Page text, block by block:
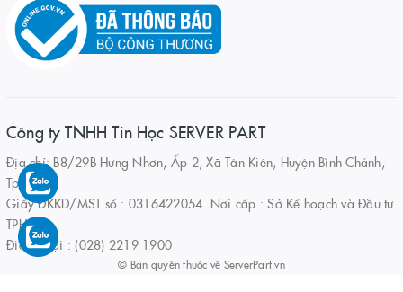
Công ty TNHH Tin Học SERVER PART
Địa chỉ: B8/29B Hưng Nhơn, Ấp 2, Xã Tân Kiên, Huyện Bình Chánh,
Tp.HCM
Giấy ĐKKD/MST số : 0316422054. Nơi cấp : Sở Kế hoạch và Đầu tư
TPHCM
Điện thoại : (028) 2219 1900
© Bản quyền thuộc về ServerPart.vn